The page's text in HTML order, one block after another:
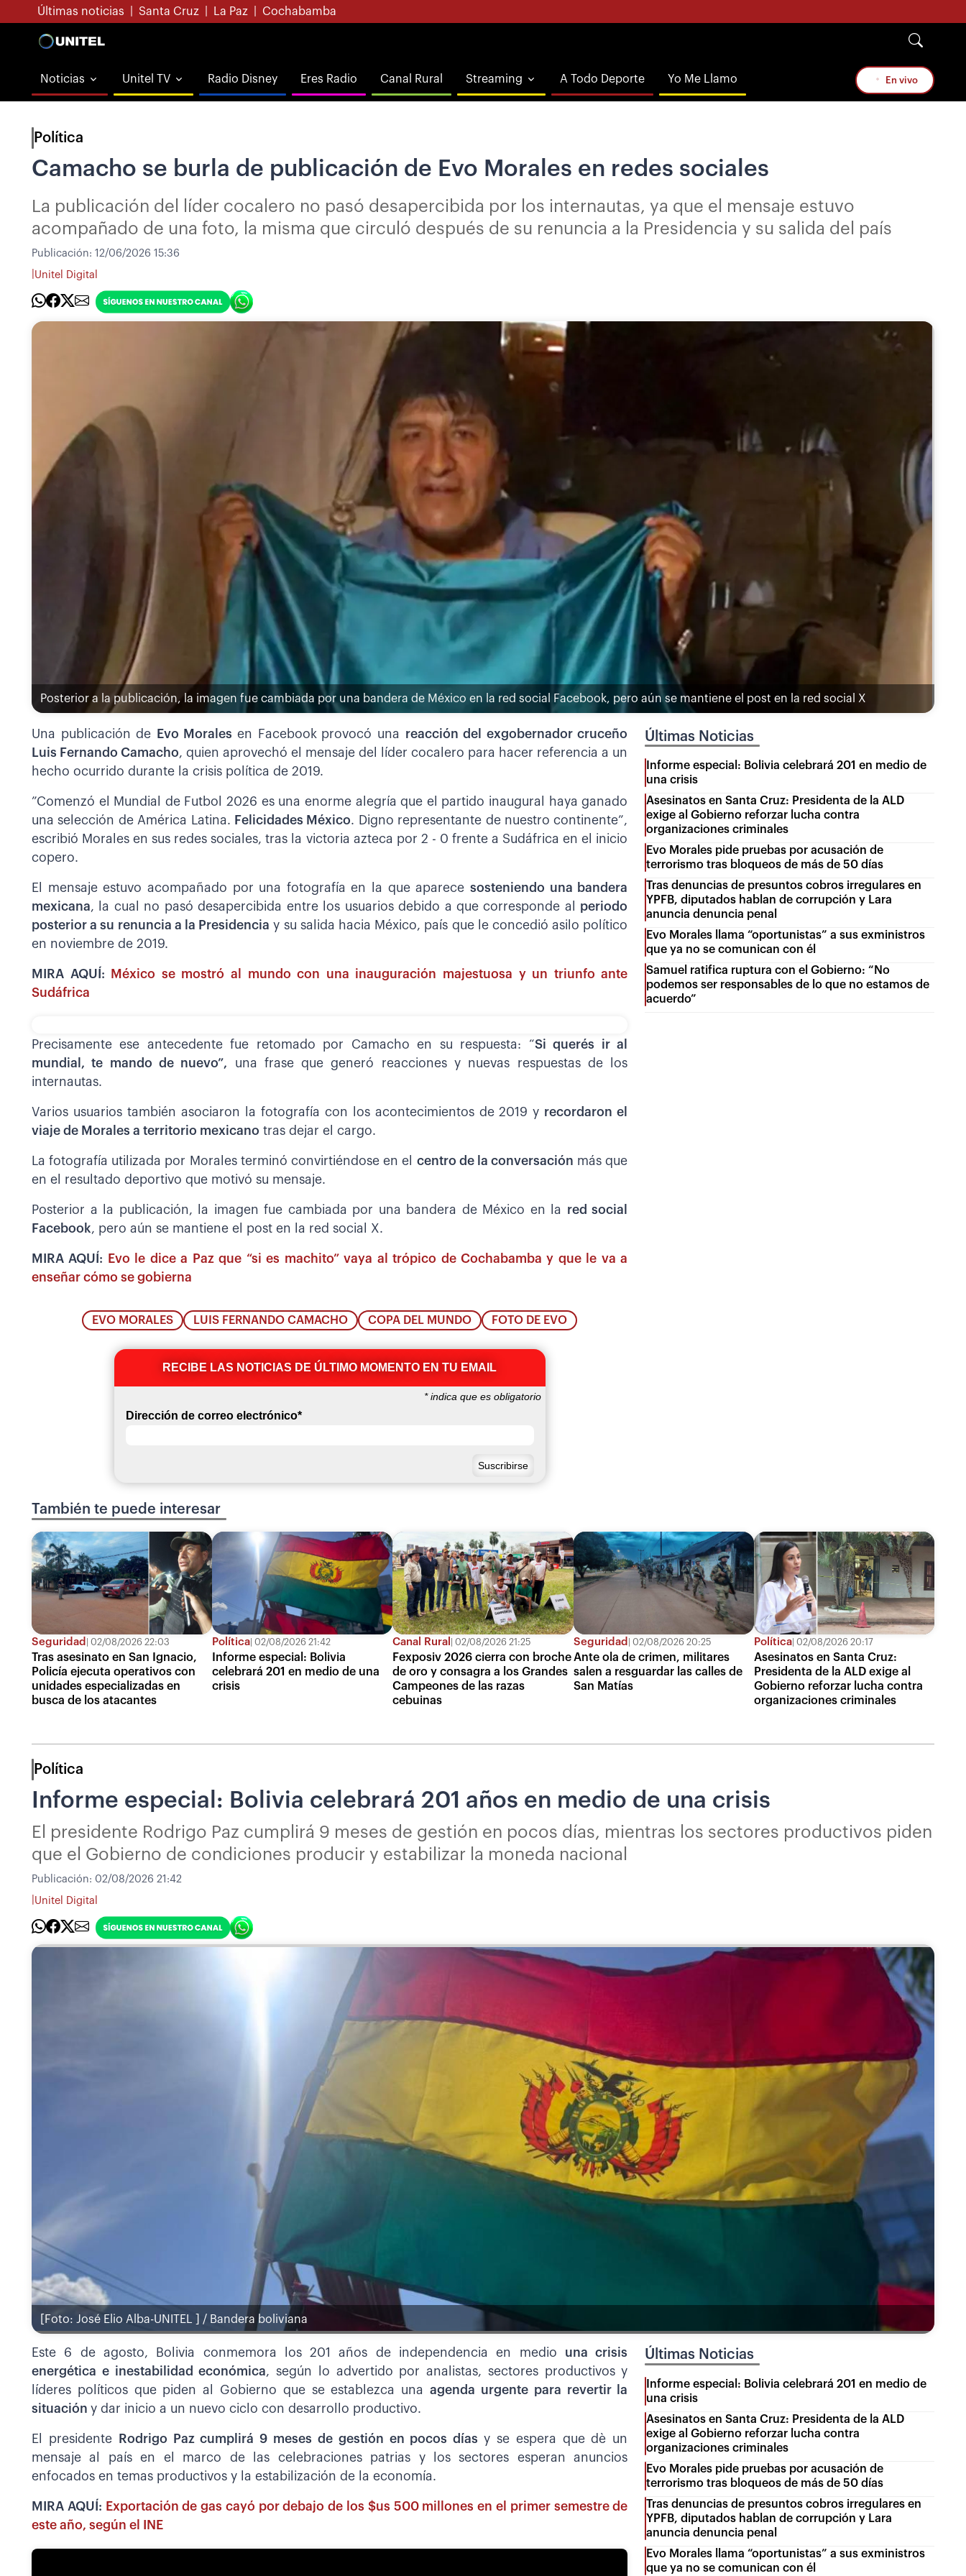
Últimas noticias Santa Cruz La Paz Cochabamba
Noticias Unitel TV Radio Disney Eres Radio Canal Rural Streaming A Todo Deporte Yo Me Llamo En vivo
Política
Camacho se burla de publicación de Evo Morales en redes sociales
La publicación del líder cocalero no pasó desapercibida por los internautas, ya que el mensaje estuvo
acompañado de una foto, la misma que circuló después de su renuncia a la Presidencia y su salida del país
Publicación: 12/06/2026 15:36
Unitel Digital
Posterior a la publicación, la imagen fue cambiada por una bandera de México en la red social Facebook, pero aún se mantiene el post en la red social X
Una publicación de Evo Moralesen Facebook provocó una reacción del exgobernador cruceño
Luis Fernando Camacho, quien aprovechó el mensaje del líder cocalero para hacer referencia a un
hecho ocurrido durante la crisis política de 2019.
”Comenzó el Mundial de Futbol 2026 es una enorme alegría que el partido inaugural haya ganado
una selección de América Latina. Felicidades México. Digno representante de nuestro continente”,
escribió Morales en sus redes sociales, tras la victoria azteca por 2 - 0 frente a Sudáfrica en el inicio
copero.
El mensaje estuvo acompañado por una fotografía en la que aparecesosteniendo una bandera
mexicana, la cual no pasó desapercibida entre los usuarios debido a que corresponde al periodo
posterior a su renuncia a la Presidencia y su salida hacia México, país que le concedió asilo político
en noviembre de 2019.
MIRA AQUÍ:
México se mostró al mundo con una inauguración majestuosa y un triunfo ante
Sudáfrica
Precisamente ese antecedente fue retomado por Camacho en su respuesta: “Si querés ir al
mundial, te mando de nuevo”, una frase que generó reacciones y nuevas respuestas de los
internautas.
Varios usuarios también asociaron la fotografía con los acontecimientos de 2019 y recordaron el
viaje de Morales a territorio mexicano tras dejar el cargo.
La fotografía utilizada por Morales terminó convirtiéndose en el centro de la conversación más que
en el resultado deportivo que motivó su mensaje.
Posterior a la publicación, la imagen fue cambiada por una bandera de México en la red social
Facebook, pero aún se mantiene el post en la red social X.
MIRA AQUÍ:
Evo le dice a Paz que “si es machito” vaya al trópico de Cochabamba y que le va a
enseñar cómo se gobierna
EVO MORALES LUIS FERNANDO CAMACHO COPA DEL MUNDO FOTO DE EVO
RECIBE LAS NOTICIAS DE ÚLTIMO MOMENTO EN TU EMAIL
*indica que es obligatorio
Dirección de correo electrónico*
Últimas Noticias
Informe especial: Bolivia celebrará 201 en medio de
una crisis
Asesinatos en Santa Cruz: Presidenta de la ALD
exige al Gobierno reforzar lucha contra
organizaciones criminales
Evo Morales pide pruebas por acusación de
terrorismo tras bloqueos de más de 50 días
Tras denuncias de presuntos cobros irregulares en
YPFB, diputados hablan de corrupción y Lara
anuncia denuncia penal
Evo Morales llama “oportunistas” a sus exministros
que ya no se comunican con él
Samuel ratifica ruptura con el Gobierno: “No
podemos ser responsables de lo que no estamos de
acuerdo”
También te puede interesar
Seguridad 02/08/2026 22:03
Tras asesinato en San Ignacio,
Policía ejecuta operativos con
unidades especializadas en
busca de los atacantes
Política 02/08/2026 21:42
Informe especial: Bolivia
celebrará 201 en medio de una
crisis
Canal Rural 02/08/2026 21:25
Fexposiv 2026 cierra con broche
de oro y consagra a los Grandes
Campeones de las razas
cebuinas
Seguridad 02/08/2026 20:25
Ante ola de crimen, militares
salen a resguardar las calles de
San Matías
Política 02/08/2026 20:17
Asesinatos en Santa Cruz:
Presidenta de la ALD exige al
Gobierno reforzar lucha contra
organizaciones criminales
Política
Informe especial: Bolivia celebrará 201 años en medio de una crisis
El presidente Rodrigo Paz cumplirá 9 meses de gestión en pocos días, mientras los sectores productivos piden
que el Gobierno de condiciones producir y estabilizar la moneda nacional
Publicación: 02/08/2026 21:42
Unitel Digital
[Foto: José Elio Alba-UNITEL ] / Bandera boliviana
Este 6 de agosto, Bolivia conmemora los 201 años de independencia en medio una crisis
energética e inestabilidad económica, según lo advertido por analistas, sectores productivos y
líderes políticos que piden al Gobierno que se establezca unaagenda urgente para revertir la
situación y dar inicio a un nuevo ciclo con desarrollo productivo.
El presidente Rodrigo Paz cumplirá 9 meses de gestión en pocos díasy se espera que dè un
mensaje al país en el marco de las celebraciones patrias y los sectores esperan anuncios
enfocados en temas productivos y la estabilización de la economía.
MIRA AQUÍ: Exportación de gas cayó por debajo de los $us 500 millones en el primer semestre de
este año, según el INE
Últimas Noticias
Informe especial: Bolivia celebrará 201 en medio de
una crisis
Asesinatos en Santa Cruz: Presidenta de la ALD
exige al Gobierno reforzar lucha contra
organizaciones criminales
Evo Morales pide pruebas por acusación de
terrorismo tras bloqueos de más de 50 días
Tras denuncias de presuntos cobros irregulares en
YPFB, diputados hablan de corrupción y Lara
anuncia denuncia penal
Evo Morales llama “oportunistas” a sus exministros
que ya no se comunican con él